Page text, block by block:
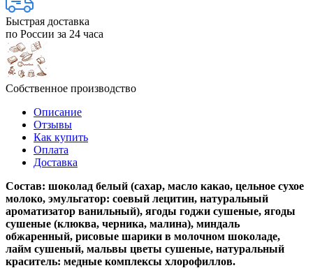
Быстрая доставка
по России за 24 часа
Собственное производство
Описание
Отзывы
Как купить
Оплата
Доставка
Состав: шоколад белый (сахар, масло какао, цельное сухое
молоко, эмульгатор: соевый лецитин, натуральный
ароматизатор ванильный), ягоды годжи сушеные, ягоды
сушеные (клюква, черника, малина), миндаль
обжаренный, рисовые шарики в молочном шоколаде,
лайм сушеный, мальвы цветы сушеные, натуральный
краситель: медные комплексы хлорофиллов.